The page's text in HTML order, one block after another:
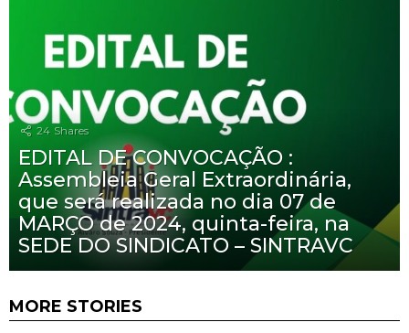
24 Shares
EDITAL DE CONVOCAÇÃO :
Assembleia Geral Extraordinária,
que será realizada no dia 07 de
MARÇO de 2024, quinta-feira, na
SEDE DO SINDICATO – SINTRAVC
MORE STORIES